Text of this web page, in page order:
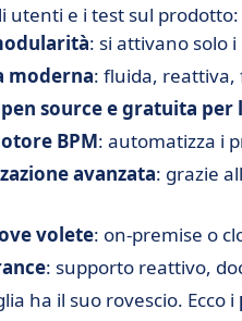
utenti e i test sul prodotto:
: si attivano solo
moderna: fluida, reattiva,
source e gratuita per
BPM: automatizza i
avanzata: grazie
volete: on-premise o
: supporto reattivo,
ha il suo rovescio. Ecco i